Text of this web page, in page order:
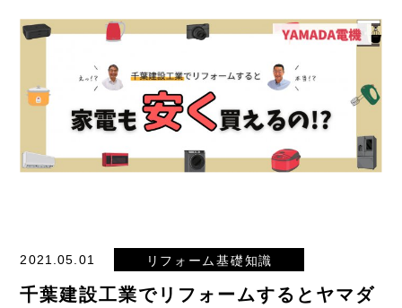
2021.05.01 リフォーム基礎知識
千葉建設工業でリフォームするとヤマダ